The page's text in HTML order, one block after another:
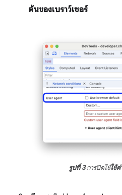
ต้นของเบราว์เซอร์
รูปที่ 3การปิดใช้ใช้ค่